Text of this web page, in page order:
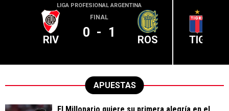
LIGA PROFESIONAL ARGENTINA
RIV
FINAL
0 - 1 ROS TIG
APUESTAS